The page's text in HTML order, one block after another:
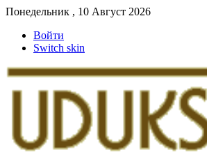
Понедельник , 10 Август 2026
Войти
Switch skin